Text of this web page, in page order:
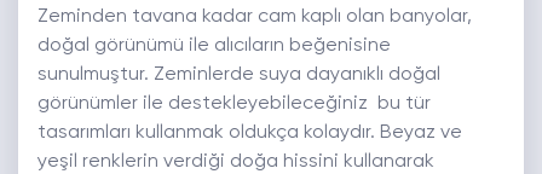
Zeminden tavana kadar cam kaplı olan banyolar,
doğal görünümü ile alıcıların beğenisine
sunulmuştur. Zeminlerde suya dayanıklı doğal
görünümler ile destekleyebileceğiniz bu tür
tasarımları kullanmak oldukça kolaydır. Beyaz ve
yeşil renklerin verdiği doğa hissini kullanarak